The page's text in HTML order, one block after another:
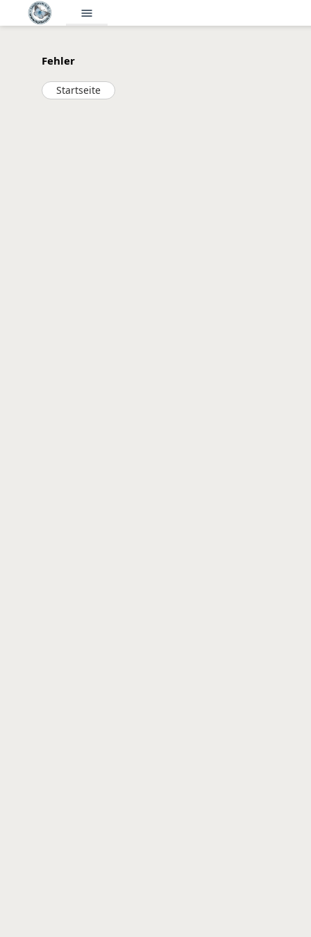
menu
Fehler
Startseite